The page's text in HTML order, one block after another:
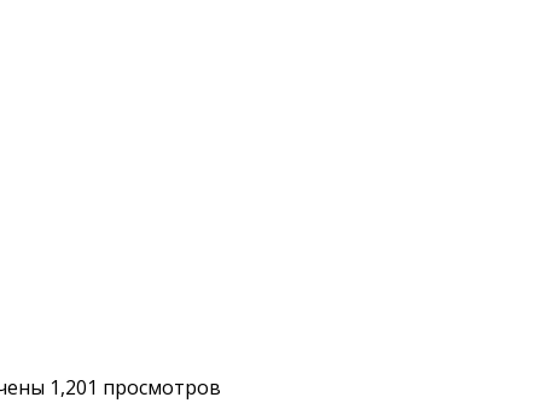
1,201 просмотров